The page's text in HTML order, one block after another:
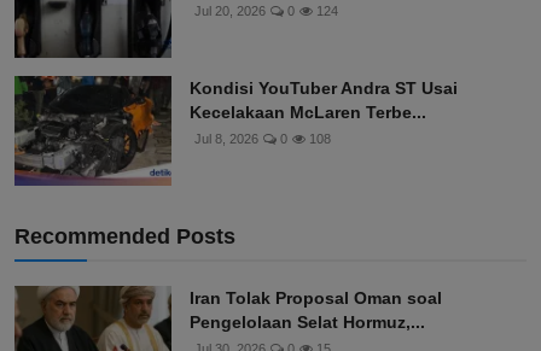
Jul 20, 2026 0 124
Kondisi YouTuber Andra ST Usai
Kecelakaan McLaren Terbe...
Jul 8, 2026 0 108
Recommended Posts
Iran Tolak Proposal Oman soal
Pengelolaan Selat Hormuz,...